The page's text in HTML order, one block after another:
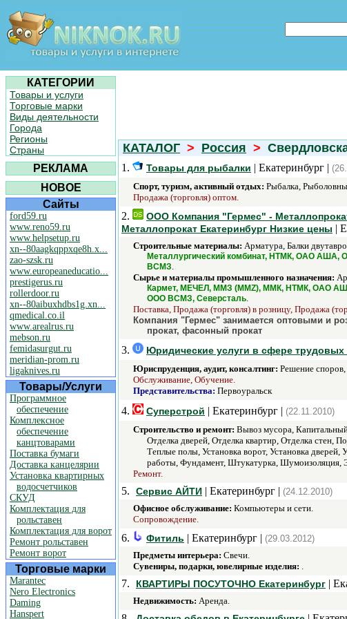
КАТЕГОРИИ
Товары и услуги
Торговые марки
Виды деятельности
Города
Регионы
Страны
РЕКЛАМА
НОВОЕ
Сайты
ford59.ru
www.reno59.ru
www.helpsetup.ru
xn--80aagkqppxqe8h.x...
zao-szsk.ru
www.europeaneducatio...
prestigerus.ru
rollerdoor.ru
xn--80aibuxhdbs1g.xn...
qmedical.co.il
www.arealrus.ru
mebson.ru
femidasurgut.ru
meridian-prom.ru
ligaknives.ru
Товары/Услуги
Программное
обеспечение
Комплексное
обеспечение
канцтоварами
Поставка бумаги
Доставка канцелярии
Установка квартирных
водосчетчиков
СКУД
Комплектация для
рольставен
Комплектация для ворот
Ремонт рольставен
Ремонт ворот
Торговые марки
Marantec
Nero Electronics
Daming
Hanspert
КАТАЛОГ > Россия >
1.
Товары для рыбалки | Екатеринбург |
Спорт, туризм, активный отдых: Рыбалка,
Продажа (торговля) оптом.
2.
OOO Компания "Гермес" -
Металлопрокат Екатеринбург Низкие цены |
Строительные материалы: Арматура, Балки
Металлургический комбинат, НТМК, ОАО АША,
ВСМЗ.
Сырье и материалы промышленного назначения:
Кармет, МЕЧЕЛ, ММЗ (MMZ), ММК, НТМК, ОАО
ООО ВСМЗ, Северсталь.
Поставка, Продажа (торговля) в розницу, Продажа
Компания "Гермес" занимается оптовыми и
прокат, фасонный прокат
3. Юридические услуги в сфере трудовых
Юриспруденция, аудит, консалтинг: Решение
Обслуживание, Обучение.
Представительства: Первоуральск
4. Суперстрой | Екатеринбург | (22.11.2010)
Строительство и ремонт: Вывоз мусора,
Отделка дверей, Отделка квартир, Отделка стен,
Теплые полы, Установка ворот, Установка
работы, Фундамент, Штукатурка, Шумоизоляция,
Ремонт.
5. Сервис АЙТИ | Екатеринбург | (24.12.2010)
Офисное обслуживание: Компьютеры и сети.
Сопровождение.
6. Фитиль | Екатеринбург | (29.03.2012)
Предметы интерьера: Свечи.
Сувениры, подарки, ювелирные изделия: .
7. КВАРТИРЫ ПОСУТОЧНО Екатеринбург |
Недвижимость: Аренда.